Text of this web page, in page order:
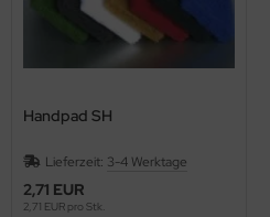
Handpad SH
Lieferzeit: 3-4 Werktage
2,71 EUR
2,71 EUR pro Stk.